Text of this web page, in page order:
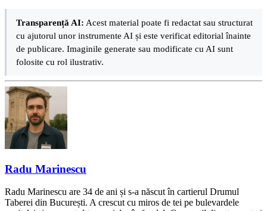
Transparență AI: Acest material poate fi redactat sau structurat
cu ajutorul unor instrumente AI și este verificat editorial înainte
de publicare. Imaginile generate sau modificate cu AI sunt
folosite cu rol ilustrativ.
Radu Marinescu
Radu Marinescu are 34 de ani și s-a născut în cartierul Drumul
Taberei din București. A crescut cu miros de tei pe bulevardele